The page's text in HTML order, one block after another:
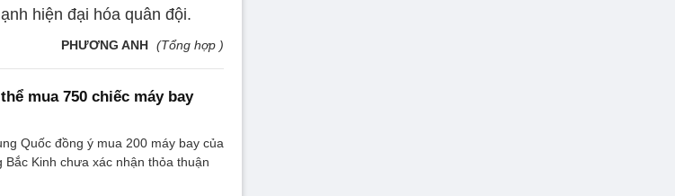
hiện đại hóa quân đội.
PHƯƠNG ANH (Tổng hợp )
mua 750 chiếc máy bay
Quốc đồng ý mua 200 máy bay của
Kinh chưa xác nhận thỏa thuận